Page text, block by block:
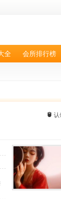
全 会所排行榜
认